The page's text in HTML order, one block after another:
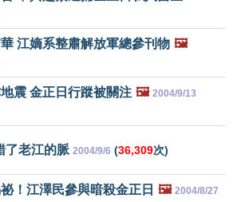
江嫡系整肅解放軍總參刊物 🖼️
震 金正日行蹤被關注 🖼️ 2004/9/13
了老江的脈 2004/9/6 (36,309次)
！江澤民參與暗殺金正日 🖼️ 2004/8/27